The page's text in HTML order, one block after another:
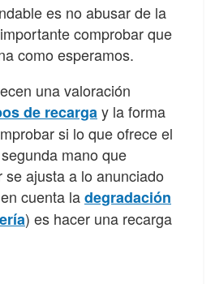
es no abusar de la
comprobar que
como esperamos.
una valoración
de recargay la forma
si lo que ofrece el
mano que
ajusta a lo anunciado
cuenta ladegradación
) es hacer una recarga